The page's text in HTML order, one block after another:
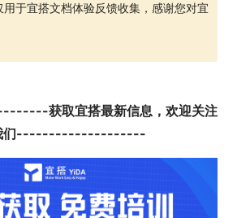
于宜搭文档体验反馈收集，感谢您对宜
获取宜搭最新信息，欢迎关注
们--------------------